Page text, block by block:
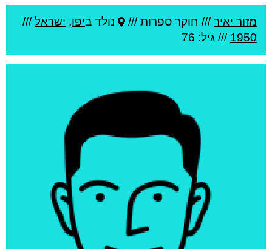
מזור יאיר/// חוקר ספרות /// נולד ביפו, ישראל///
1950 /// גיל: 76